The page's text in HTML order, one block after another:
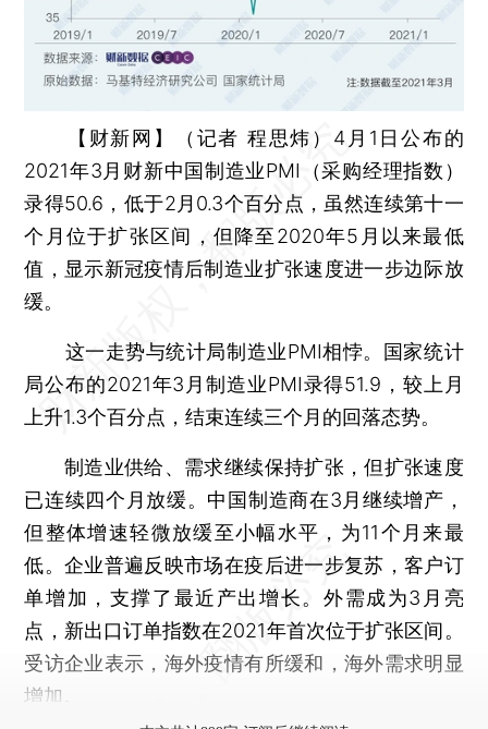
【财新网】（记者 程思炜） 4月1日公布的
2021年3月财新中国制造业PMI（采购经理指数）
录得50.6，低于2月0.3个百分点，虽然连续第十一
个月位于扩张区间，但降至2020年5月以来最低
值，显示新冠疫情后制造业扩张速度进一步边际放
缓。
这一走势与统计局制造业PMI相悖。国家统计
局公布的2021年3月制造业PMI录得51.9，较上月
上升1.3个百分点，结束连续三个月的回落态势。
制造业供给、需求继续保持扩张，但扩张速度
已连续四个月放缓。中国制造商在3月继续增产，
但整体增速轻微放缓至小幅水平，为11个月来最
低。企业普遍反映市场在疫后进一步复苏，客户订
单增加，支撑了最近产出增长。外需成为3月亮
点，新出口订单指数在2021年首次位于扩张区间。
受访企业表示，海外疫情有所缓和，海外需求明显
增加。